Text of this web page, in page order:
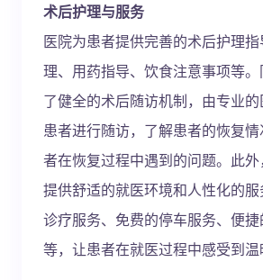
术后护理与服务
医院为患者提供完善的术后护理
理、用药指导、饮食注意事项等
了健全的术后随访机制，由专业
患者进行随访，了解患者的恢复
者在恢复过程中遇到的问题。此
提供舒适的就医环境和人性化的
诊疗服务、免费的停车服务、便
等，让患者在就医过程中感受到温